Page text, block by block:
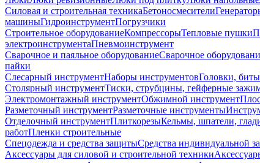
Силовая и строительная техникаБетоносмесители
машиныГидроинструментПогрузчики
Строительное оборудованиеКомпрессорыТепловые пушки
электроинструментаПневмоинструмент
Сварочное и паяльное оборудованиеСварочное
пайки
Слесарный инструментНаборы инструментовГоловки, биты
Столярный инструментТиски, струбцины, гейферные
Электромонтажный инструментОбжимной инструмент
Разметочный инструментРазметочные инструменты
Отделочный инструментПлиткорезыКельмы, шпатели,
работПленки строительные
Спецодежда и средства защитыСредства индивидуальной
Аксессуары для силовой и строительной техники